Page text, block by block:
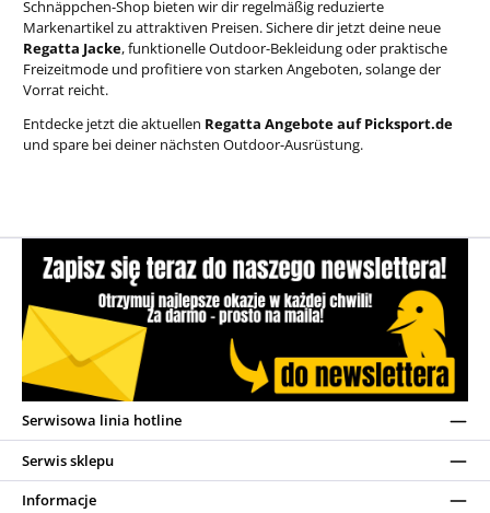
Schnäppchen-Shop bieten wir dir regelmäßig reduzierte
Markenartikel zu attraktiven Preisen. Sichere dir jetzt deine neue
Regatta Jacke, funktionelle Outdoor-Bekleidung oder praktische
Freizeitmode und profitiere von starken Angeboten, solange der
Vorrat reicht.
Entdecke jetzt die aktuellen Regatta Angebote auf Picksport.de
und spare bei deiner nächsten Outdoor-Ausrüstung.
Serwisowa linia hotline
Serwis sklepu
Informacje